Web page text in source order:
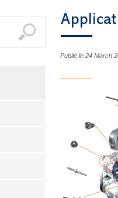
Publié le 24 March